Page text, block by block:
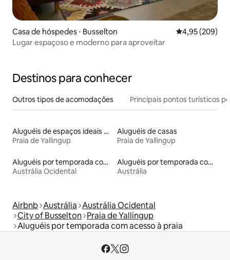
Casa de hóspedes ⋅ Busselton 4,95 de uma
4,95 (209)
Lugar espaçoso e moderno para aproveitar
Destinos para conhecer
Outros tipos de acomodações Principais pontos turísticos
Aluguéis de espaços ideais para famílias
Praia de Yallingup
Aluguéis de casas
Praia de Yallingup
Aluguéis por temporada com acesso à praia
Austrália Ocidental
Aluguéis por temporada com acesso à praia
Austrália
Airbnb Austrália Austrália Ocidental
City of Busselton Praia de Yallingup
Aluguéis por temporada com acesso à praia